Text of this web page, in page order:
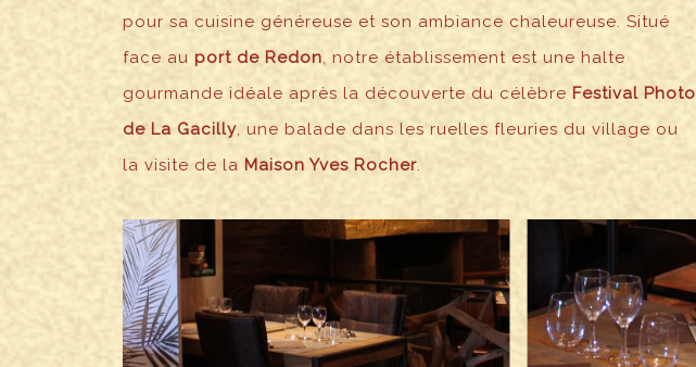
pour sa cuisine généreuse et son ambiance chaleureuse. Situé
face au port de Redon, notre établissement est une halte
gourmande idéale après la découverte du célèbre Festival Photo
de La Gacilly, une balade dans les ruelles fleuries du village ou
la visite de la Maison Yves Rocher.